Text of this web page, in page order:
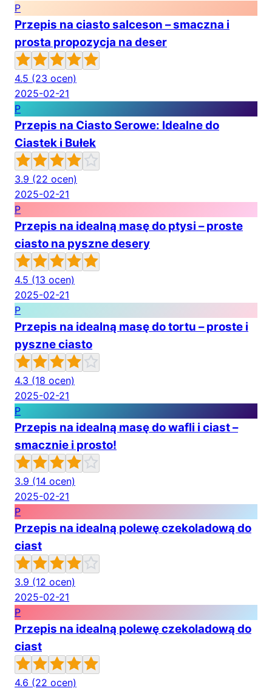
P
Przepis na ciasto salceson – smaczna i
prosta propozycja na deser
4.5 (23 ocen)
2025-02-21
P
Przepis na Ciasto Serowe: Idealne do
Ciastek i Bułek
3.9 (22 ocen)
2025-02-21
P
Przepis na idealną masę do ptysi – proste
ciasto na pyszne desery
4.5 (13 ocen)
2025-02-21
P
Przepis na idealną masę do tortu – proste i
pyszne ciasto
4.3 (18 ocen)
2025-02-21
P
Przepis na idealną masę do wafli i ciast –
smacznie i prosto!
3.9 (14 ocen)
2025-02-21
P
Przepis na idealną polewę czekoladową do
ciast
3.9 (12 ocen)
2025-02-21
P
Przepis na idealną polewę czekoladową do
ciast
4.6 (22 ocen)